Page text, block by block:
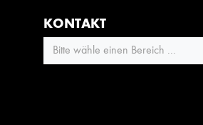
KONTAKT
Bitte wähle einen Bereich ...